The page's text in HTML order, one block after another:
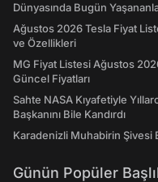
Dünyasında Bugün
Ağustos 2026 Tesla Fiyat
ve Özellikleri
MG Fiyat Listesi Ağustos
Güncel Fiyatları
Sahte NASA Kıyafetiyle
Başkanını Bile Kandırdı
Karadenizli Muhabirin Şivesi
Günün Popüler